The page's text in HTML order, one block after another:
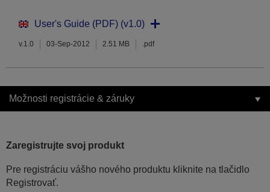
User's Guide (PDF) (v1.0)
v.1.0 03-Sep-2012 2.51 MB .pdf
Možnosti registrácie & záruky
Zaregistrujte svoj produkt
Pre registráciu vášho nového produktu kliknite na tlačidlo
Registrovať.